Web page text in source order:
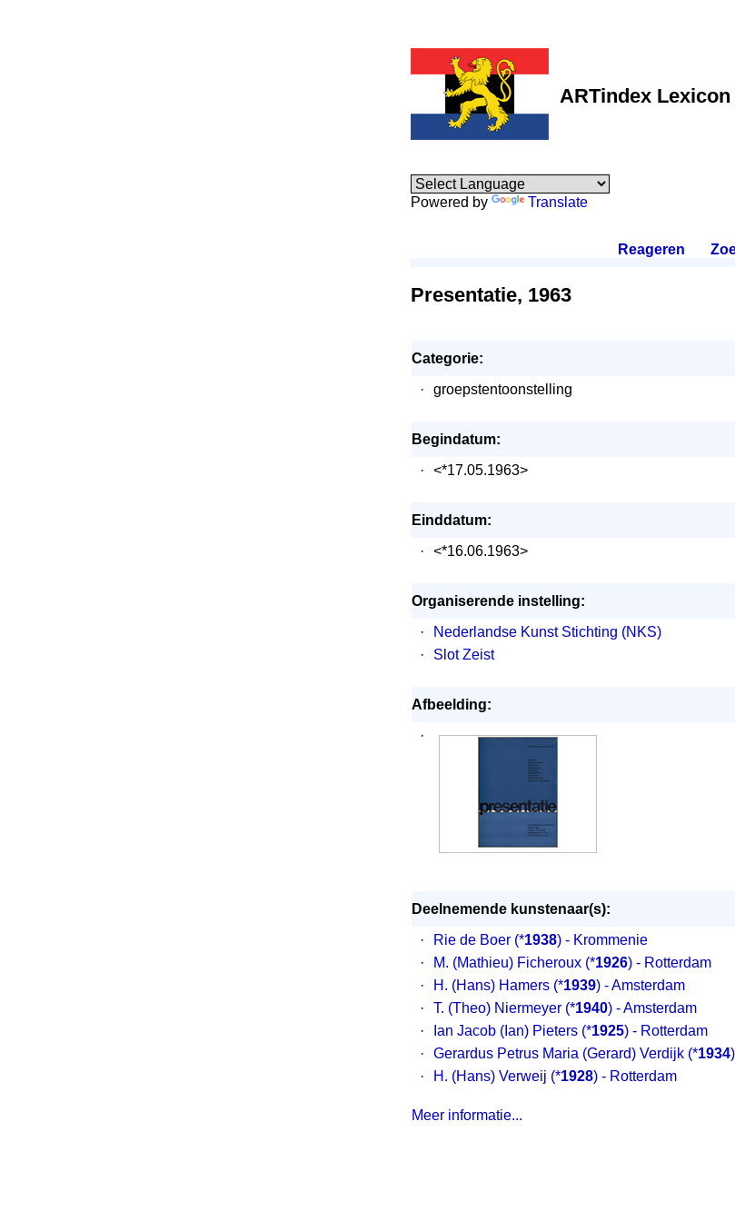
ARTindex
Powered by Translate
Reageren
Presentatie, 1963
Categorie:
·
groepstentoonstelling
Begindatum:
·
<*17.05.1963>
Einddatum:
·
<*16.06.1963>
Organiserende instelling:
·
Nederlandse Kunst Stichting (NKS)
·
Slot Zeist
Afbeelding:
·
Deelnemende kunstenaar(s):
·
Rie de Boer (*1938) - Krommenie
·
M. (Mathieu) Ficheroux (*1926) - Rotterdam
·
H. (Hans) Hamers (*1939) - Amsterdam
·
T. (Theo) Niermeyer (*1940) - Amsterdam
·
Ian Jacob (Ian) Pieters (*1925) - Rotterdam
·
Gerardus Petrus Maria (Gerard) Verdijk (*1934
·
H. (Hans) Verweij (*1928) - Rotterdam
Meer informatie...